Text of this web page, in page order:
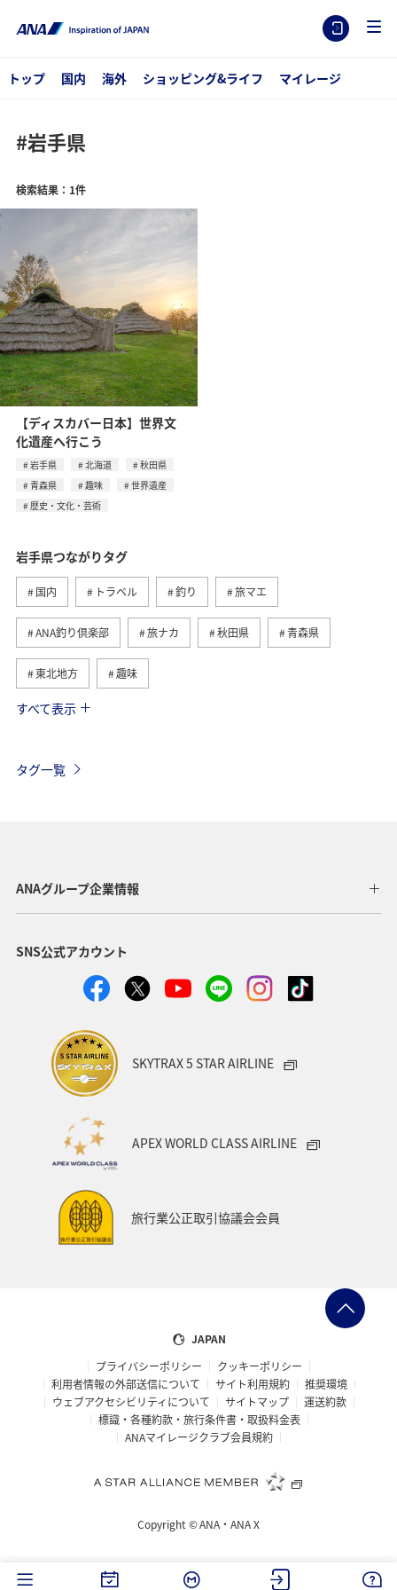
トップ 国内 海外 ショッピング&ライフ マイレージ
#岩手県
検索結果：1件
【ディスカバー日本】世界文
化遺産へ行こう
岩手県 北海道
秋田県
青森県
趣味
世界遺産
歴史・文化・芸術
岩手県つながりタグ
国内 トラベル 釣り 旅マエ
ANA釣り倶楽部 旅ナカ 秋田県 青森県
東北地方 趣味
春 川
イワナ ワカサギ 湖 冬
すべて表示
タグ一覧
ANAグループ企業情報
SNS公式アカウント
SKYTRAX 5 STAR AIRLINE
APEX WORLD CLASS AIRLINE
旅行業公正取引協議会会員
JAPAN
プライバシーポリシー
クッキーポリシー
利用者情報の外部送信について
サイト利用規約
推奨環境
ウェブアクセシビリティについて
サイトマップ
運送約款
標識・各種約款・旅行条件書・取扱料金表
ANAマイレージクラブ会員規約
Copyright ©ANA・ANA X